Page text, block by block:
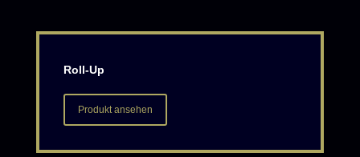
Roll-Up
Produkt ansehen